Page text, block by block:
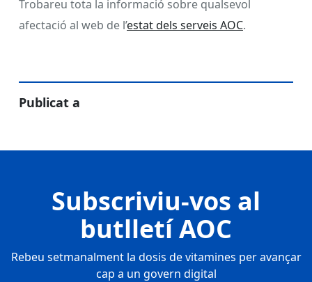
Trobareu tota la informació sobre qualsevol
afectació al web de l’estat dels serveis AOC.
Publicat a
Subscriviu-vos al
butlletí AOC
Rebeu setmanalment la dosis de vitamines per avançar
cap a un govern digital